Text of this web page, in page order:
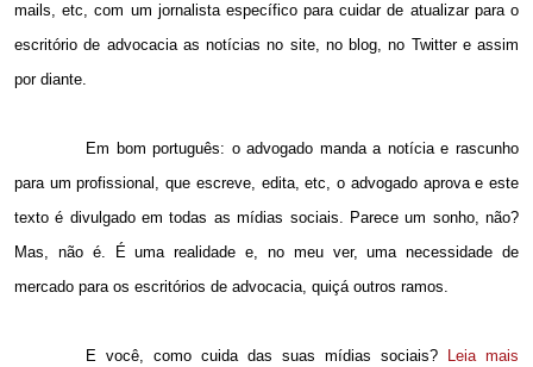
mails, etc, com um jornalista específico para cuidar de atualizar para o
escritório de advocacia as notícias no site, no blog, no Twitter e assim
por diante.
Em bom português: o advogado manda a notícia e rascunho
para um profissional, que escreve, edita, etc, o advogado aprova e este
texto é divulgado em todas as mídias sociais. Parece um sonho, não?
Mas, não é. É uma realidade e, no meu ver, uma necessidade de
mercado para os escritórios de advocacia, quiçá outros ramos.
E você, como cuida das suas mídias sociais?
Leia mais